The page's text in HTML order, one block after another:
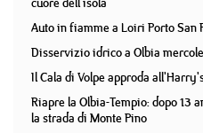
Auto in fiamme a Loiri Porto San
Disservizio idrico a Olbia
Il Cala di Volpe approda
Riapre la Olbia-Tempio: dopo 13
la strada di Monte Pino